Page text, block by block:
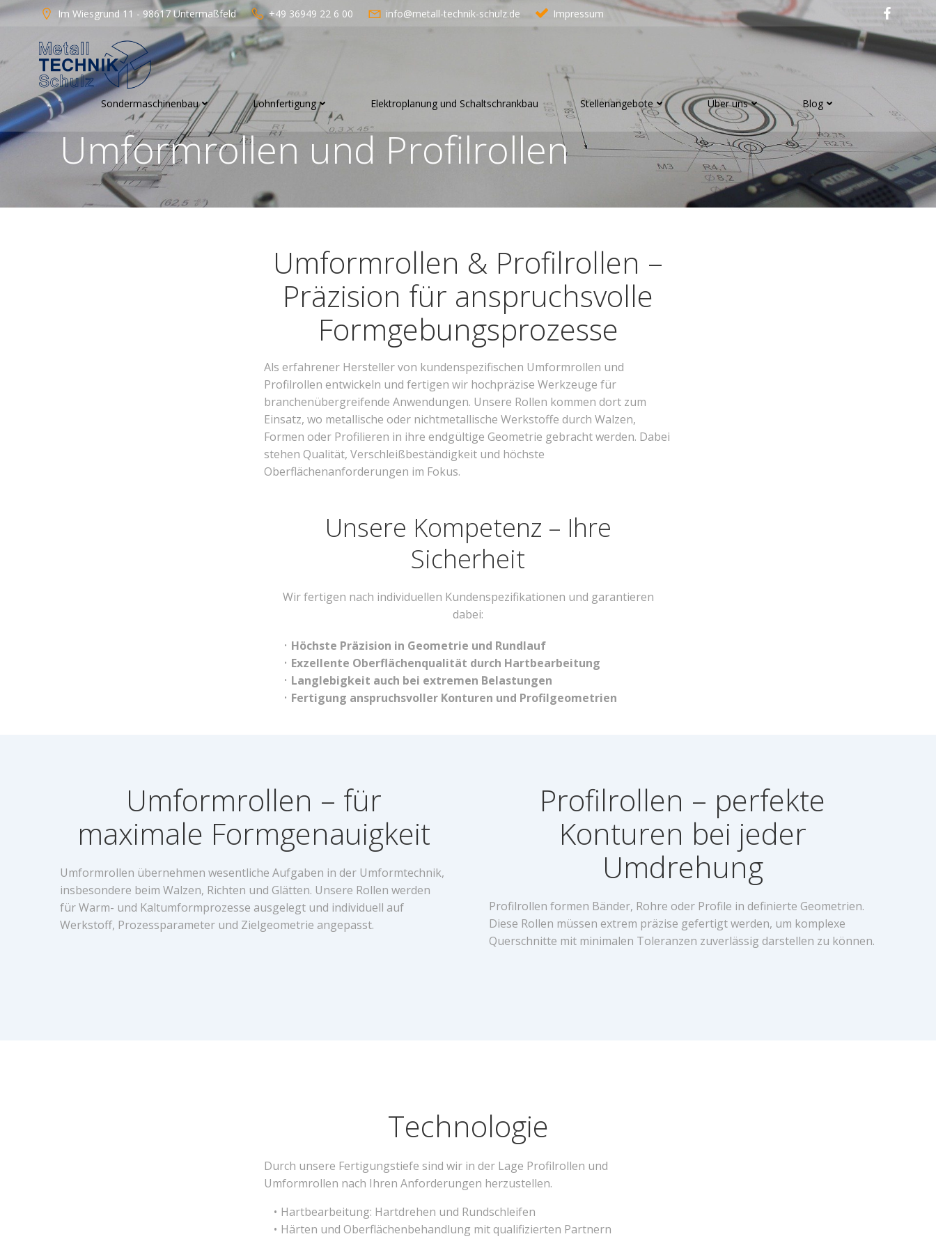
Zum
springen
Im Wiesgrund 11 - 98617 Untermaßfeld +49 36949 22 6 00 info@metall-technik-schulz.de Impressum
Sondermaschinenbau Lohnfertigung Elektroplanung und Schaltschrankbau Stellenangebote Über uns Blog
Umformrollen und Profilrollen
Umformrollen & Profilrollen –
Präzision für anspruchsvolle
Formgebungsprozesse
Als erfahrener Hersteller von kundenspezifischen Umformrollen und
Profilrollen entwickeln und fertigen wir hochpräzise Werkzeuge für
branchenübergreifende Anwendungen. Unsere Rollen kommen dort zum
Einsatz, wo metallische oder nichtmetallische Werkstoffe durch Walzen,
Formen oder Profilieren in ihre endgültige Geometrie gebracht werden. Dabei
stehen Qualität, Verschleißbeständigkeit und höchste
Oberflächenanforderungen im Fokus.
Unsere Kompetenz – Ihre
Sicherheit
Wir fertigen nach individuellen Kundenspezifikationen und garantieren
dabei:
Höchste Präzision in Geometrie und Rundlauf
Exzellente Oberflächenqualität durch Hartbearbeitung
Langlebigkeit auch bei extremen Belastungen
Fertigung anspruchsvoller Konturen und Profilgeometrien
Umformrollen – für
maximale Formgenauigkeit
Umformrollen übernehmen wesentliche Aufgaben in der Umformtechnik,
insbesondere beim Walzen, Richten und Glätten. Unsere Rollen werden
für Warm- und Kaltumformprozesse ausgelegt und individuell auf
Werkstoff, Prozessparameter und Zielgeometrie angepasst.
Profilrollen – perfekte
Konturen bei jeder
Umdrehung
Profilrollen formen Bänder, Rohre oder Profile in definierte Geometrien.
Diese Rollen müssen extrem präzise gefertigt werden, um komplexe
Querschnitte mit minimalen Toleranzen zuverlässig darstellen zu können.
Technologie
Durch unsere Fertigungstiefe sind wir in der Lage Profilrollen und
Umformrollen nach Ihren Anforderungen herzustellen.
Hartbearbeitung: Hartdrehen und Rundschleifen
Härten und Oberflächenbehandlung mit qualifizierten Partnern